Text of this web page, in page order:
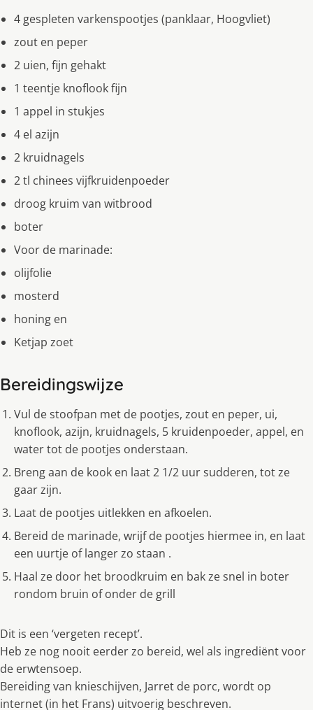
4 gespleten varkenspootjes (panklaar, Hoogvliet)
zout en peper
2 uien, fijn gehakt
1 teentje knoflook fijn
1 appel in stukjes
4 el azijn
2 kruidnagels
2 tl chinees vijfkruidenpoeder
droog kruim van witbrood
boter
Voor de marinade:
olijfolie
mosterd
honing en
Ketjap zoet
Bereidingswijze
Vul de stoofpan met de pootjes, zout en peper, ui,
knoflook, azijn, kruidnagels, 5 kruidenpoeder, appel, en
water tot de pootjes onderstaan.
Breng aan de kook en laat 2 1/2 uur sudderen, tot ze
gaar zijn.
Laat de pootjes uitlekken en afkoelen.
Bereid de marinade, wrijf de pootjes hiermee in, en laat
een uurtje of langer zo staan .
Haal ze door het broodkruim en bak ze snel in boter
rondom bruin of onder de grill
Dit is een ‘vergeten recept’.
Heb ze nog nooit eerder zo bereid, wel als ingrediënt voor
de erwtensoep.
Bereiding van knieschijven, Jarret de porc, wordt op
internet (in het Frans) uitvoerig beschreven.